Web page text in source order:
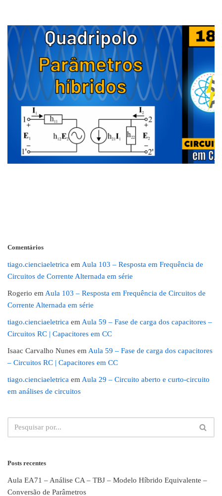
Comentários
tiago.cienciaeletrica em Aula 103 – Resposta em Frequência de
Circuitos de Corrente Alternada em série
Rogerio em Aula 103 – Resposta em Frequência de Circuitos de
Corrente Alternada em série
tiago.cienciaeletrica em Aula 59 – Fase de carga dos capacitores –
Circuitos RC | Capacitores em CC
Isaac Carvalho Nunes em Aula 59 – Fase de carga dos capacitores
– Circuitos RC | Capacitores em CC
tiago.cienciaeletrica em Aula 29 – Circuito aberto e curto-circuito
em análises de circuitos
Posts recentes
Aula EA71 – Análise CA – TBJ – Modelo Híbrido Equivalente –
Conversão de Parâmetros